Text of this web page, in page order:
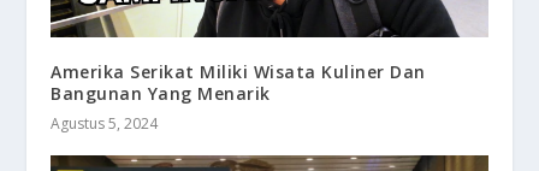
Amerika Serikat Miliki Wisata Kuliner Dan
Bangunan Yang Menarik
Agustus 5, 2024